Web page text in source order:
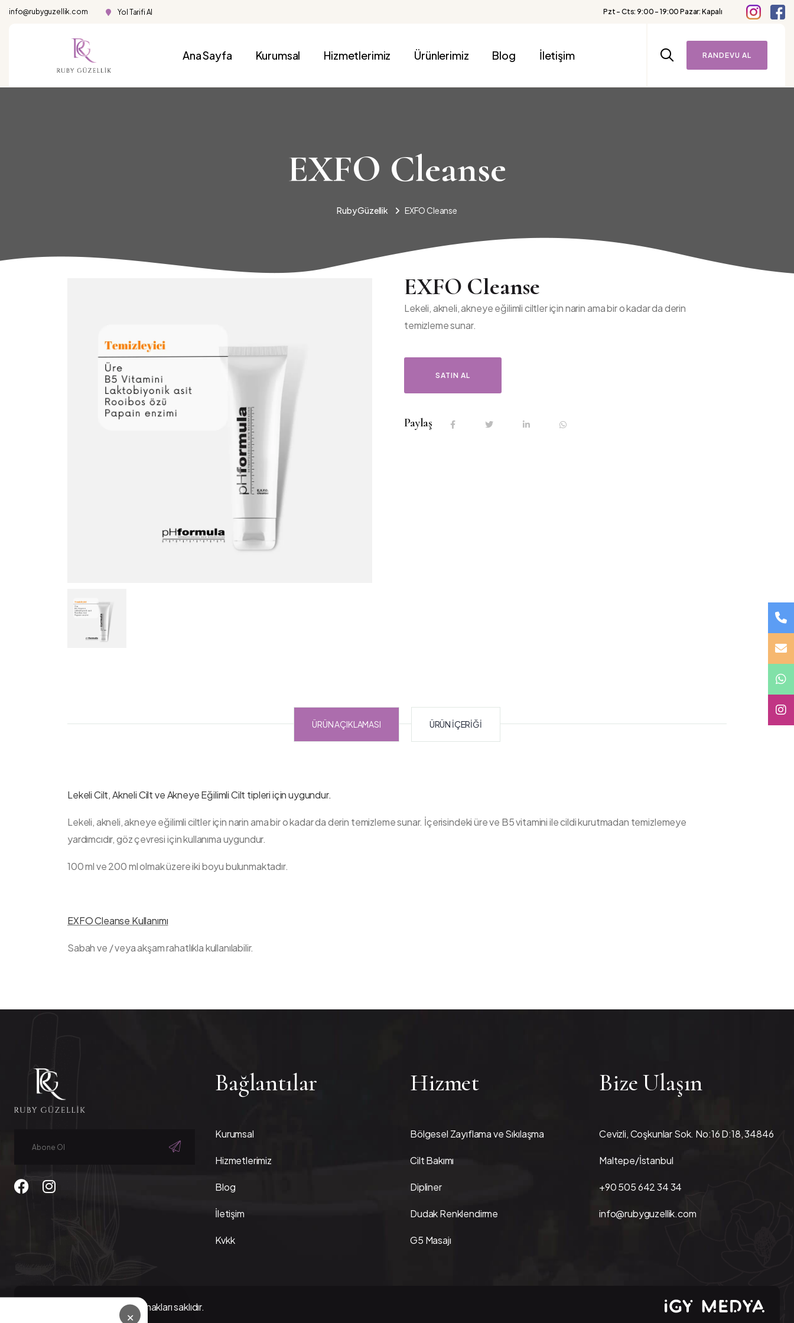
info@rubyguzellik.com Yol Tarifi Al Pzt - Cts: 9:00 – 19:00 Pazar: Kapalı
Ana Sayfa Kurumsal Hizmetlerimiz Ürünlerimiz Blog İletişim RANDEVU AL
EXFO Cleanse
Ruby Güzellik EXFO Cleanse
EXFO Cleanse
Lekeli, akneli, akneye eğilimli ciltler için narin ama bir o kadar da derin
temizleme sunar.
SATIN AL
Paylaş
ÜRÜN AÇIKLAMASI ÜRÜN İÇERIĞI
Lekeli Cilt, Akneli Cilt ve Akneye Eğilimli Cilt tipleri için uygundur.
Lekeli, akneli, akneye eğilimli ciltler için narin ama bir o kadar da derin temizleme sunar. İçerisindeki üre ve B5 vitamini ile cildi kurutmadan temizlemeye
yardımcıdır, göz çevresi için kullanıma uygundur.
100 ml ve 200 ml olmak üzere iki boyu bulunmaktadır.
EXFO Cleanse Kullanımı
Sabah ve / veya akşam rahatlıkla kullanılabilir.
Bağlantılar
Kurumsal
Hizmetlerimiz
Blog
İletişim
Kvkk
Hizmet
Bölgesel Zayıflama ve Sıkılaşma
Cilt Bakımı
Dipliner
Dudak Renklendirme
G5 Masajı
Bize Ulaşın
Cevizli, Coşkunlar Sok. No:16 D:18, 34846
Maltepe/İstanbul
+90 505 642 34 34
info@rubyguzellik.com
© 2026 Ruby Güzellik - Tüm hakları saklıdır.
×